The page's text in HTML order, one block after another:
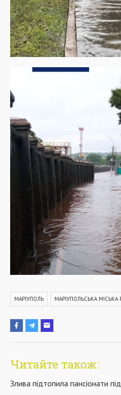
МАРІУПОЛЬ МАРІУПОЛЬСЬКА МІСЬКА
Читайте також:
Злива підтопила пансіонати